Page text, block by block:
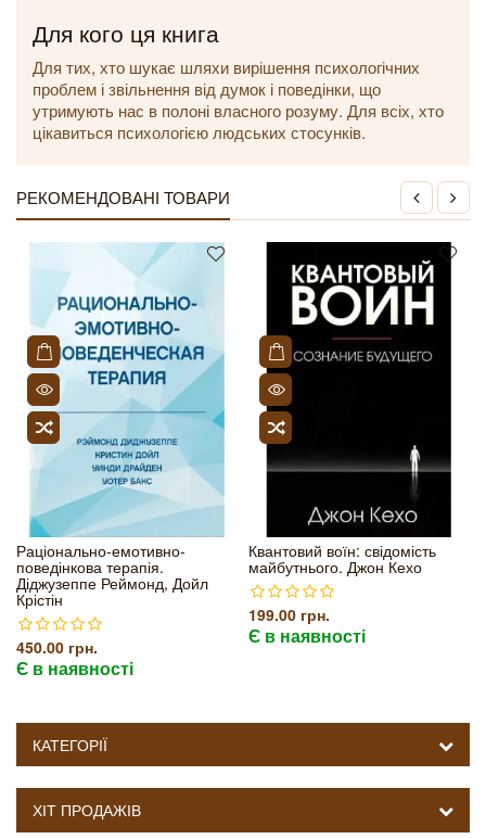
Для кого ця книга
Для тих, хто шукає шляхи вирішення психологічних
проблем і звільнення від думок і поведінки, що
утримують нас в полоні власного розуму. Для всіх, хто
цікавиться психологією людських стосунків.
РЕКОМЕНДОВАНІ ТОВАРИ
Раціонально-емотивно-
поведінкова терапія.
Діджузеппе Реймонд, Дойл
Крістін
450.00 грн.
Є в наявності
Квантовий воїн: свідомість
майбутнього. Джон Кехо
199.00 грн.
Є в наявності
КАТЕГОРІЇ
ХІТ ПРОДАЖІВ